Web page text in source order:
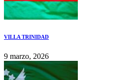
VILLA TRINIDAD
9 marzo, 2026